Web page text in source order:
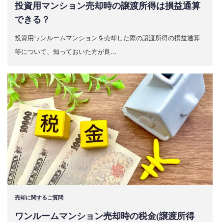
投資用マンション売却時の譲渡所得は損益通算
できる？
投資用ワンルームマンションを売却した際の譲渡所得の損益通算
等について、知っておいた方が良…
売却に関するご質問
ワンルームマンション売却時の税金(譲渡所得